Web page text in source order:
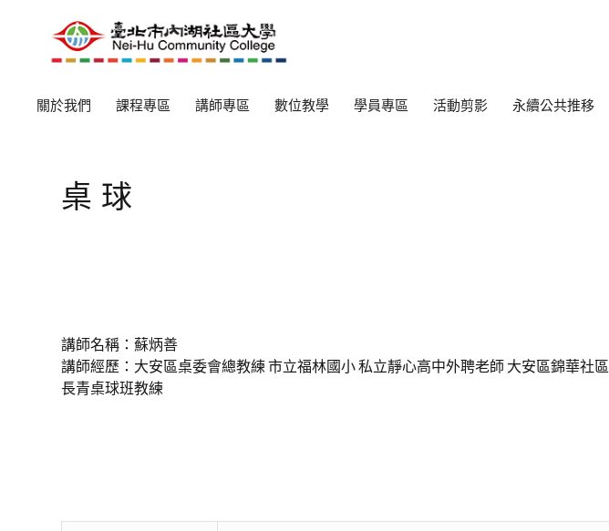
關於我們 課程專區 講師專區 數位教學 學員專區 活動剪影 永續公共推移
桌球
講師名稱：蘇炳善
講師經歷：大安區桌委會總教練 市立福林國小 私立靜心高中外聘老師 大安區錦華社區
長青桌球班教練